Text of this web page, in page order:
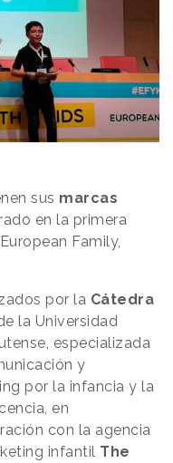
sus marcas
en la primera
Family,
por la Cátedra
la Universidad
especializada
y
por la infancia y la
en
con la agencia
infantil The